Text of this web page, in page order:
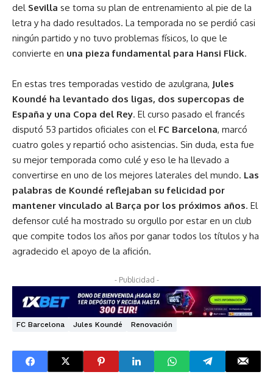
del Sevilla se toma su plan de entrenamiento al pie de la
letra y ha dado resultados. La temporada no se perdió casi
ningún partido y no tuvo problemas físicos, lo que le
convierte en una pieza fundamental para Hansi Flick.
En estas tres temporadas vestido de azulgrana, Jules
Koundé ha levantado dos ligas, dos supercopas de
España y una Copa del Rey. El curso pasado el francés
disputó 53 partidos oficiales con el FC Barcelona, marcó
cuatro goles y repartió ocho asistencias. Sin duda, esta fue
su mejor temporada como culé y eso le ha llevado a
convertirse en uno de los mejores laterales del mundo. Las
palabras de Koundé reflejaban su felicidad por
mantener vinculado al Barça por los próximos años. El
defensor culé ha mostrado su orgullo por estar en un club
que compite todos los años por ganar todos los títulos y ha
agradecido el apoyo de la afición.
- Publicidad -
FC Barcelona Jules Koundé Renovación